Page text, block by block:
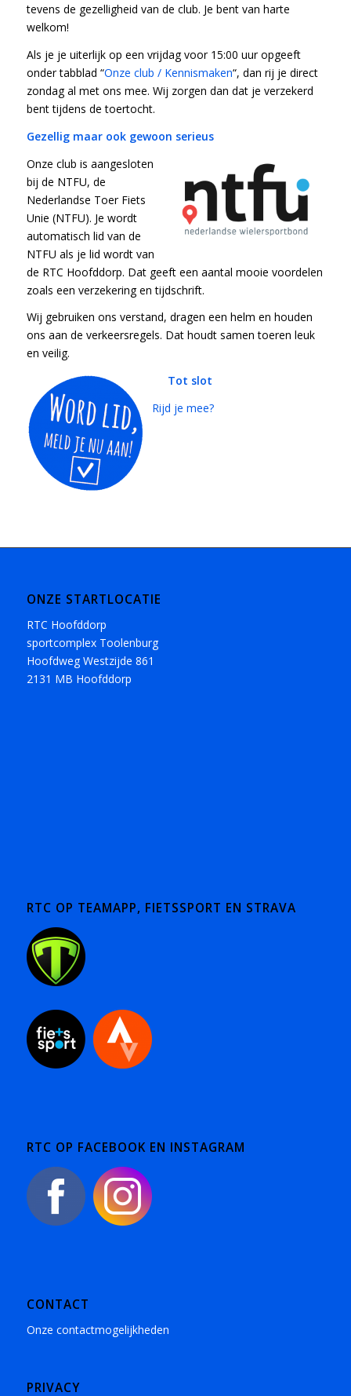
tevens de gezelligheid van de club. Je bent van harte
welkom!
Als je je uiterlijk op een vrijdag voor 15:00 uur opgeeft
onder tabblad “Onze club / Kennismaken“, dan rij je direct
zondag al met ons mee. Wij zorgen dan dat je verzekerd
bent tijdens de toertocht.
Gezellig maar ook gewoon serieus
Onze club is aangesloten
bij de NTFU, de
Nederlandse Toer Fiets
Unie (NTFU). Je wordt
automatisch lid van de
NTFU als je lid wordt van
de RTC Hoofddorp. Dat geeft een aantal mooie voordelen
zoals een verzekering en tijdschrift.
Wij gebruiken ons verstand, dragen een helm en houden
ons aan de verkeersregels. Dat houdt samen toeren leuk
en veilig.
Tot slot
Rijd je mee?
ONZE STARTLOCATIE
RTC Hoofddorp
sportcomplex Toolenburg
Hoofdweg Westzijde 861
2131 MB Hoofddorp
RTC OP TEAMAPP, FIETSSPORT EN STRAVA
RTC OP FACEBOOK EN INSTAGRAM
CONTACT
Onze contactmogelijkheden
PRIVACY